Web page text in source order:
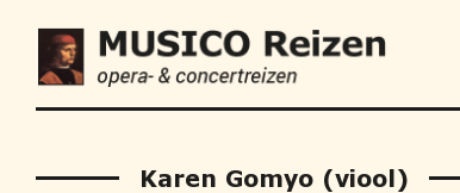
Karen Gomyo (viool)